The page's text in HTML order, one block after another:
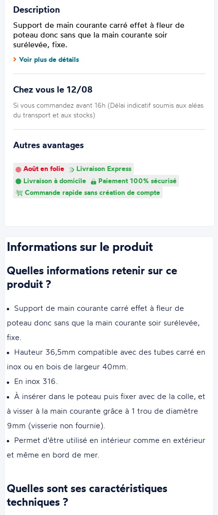
Description
Support de main courante carré effet à fleur de
poteau donc sans que la main courante soir
surélevée, fixe.
Voir plus de détails
Chez vous le 12/08
Si vous commandez avant 16h (Délai indicatif soumis aux aléas
du transport et aux stocks)
Autres avantages
Août en folie
Livraison Express
Livraison à domicile
Paiement 100% sécurisé
Commande rapide sans création de compte
Informations sur le produit
Quelles informations retenir sur ce
produit ?
Support de main courante carré effet à fleur de
poteau donc sans que la main courante soir surélevée,
fixe.
Hauteur 36,5mm compatible avec des tubes carré en
inox ou en bois de largeur 40mm.
En inox 316.
À insérer dans le poteau puis fixer avec de la colle, et
à visser à la main courante grâce à 1 trou de diamètre
9mm (visserie non fournie).
Permet d'être utilisé en intérieur comme en extérieur
et même en bord de mer.
Quelles sont ses caractéristiques
techniques ?